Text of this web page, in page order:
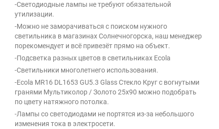
-Светодиодные лампы не требуют обязательной
утилизации.
-Можно не заморачиваться с поиском нужного
светильника в магазинах Солнечногорска, наш менеджер
порекомендует и всё привезёт прямо на объект.
-Подсветка разных цветов в светильниках Ecola
-Светильники многолетнего использования.
-Ecola MR16 DL1653 GU5.3 Glass Стекло Круг с вогнутыми
гранями Мультиколор / Золото 25x90 можно подобрать
по цвету натяжного потолка.
-Лампы со светодиодами не портятся из-за небольшого
изменения тока в электросети.